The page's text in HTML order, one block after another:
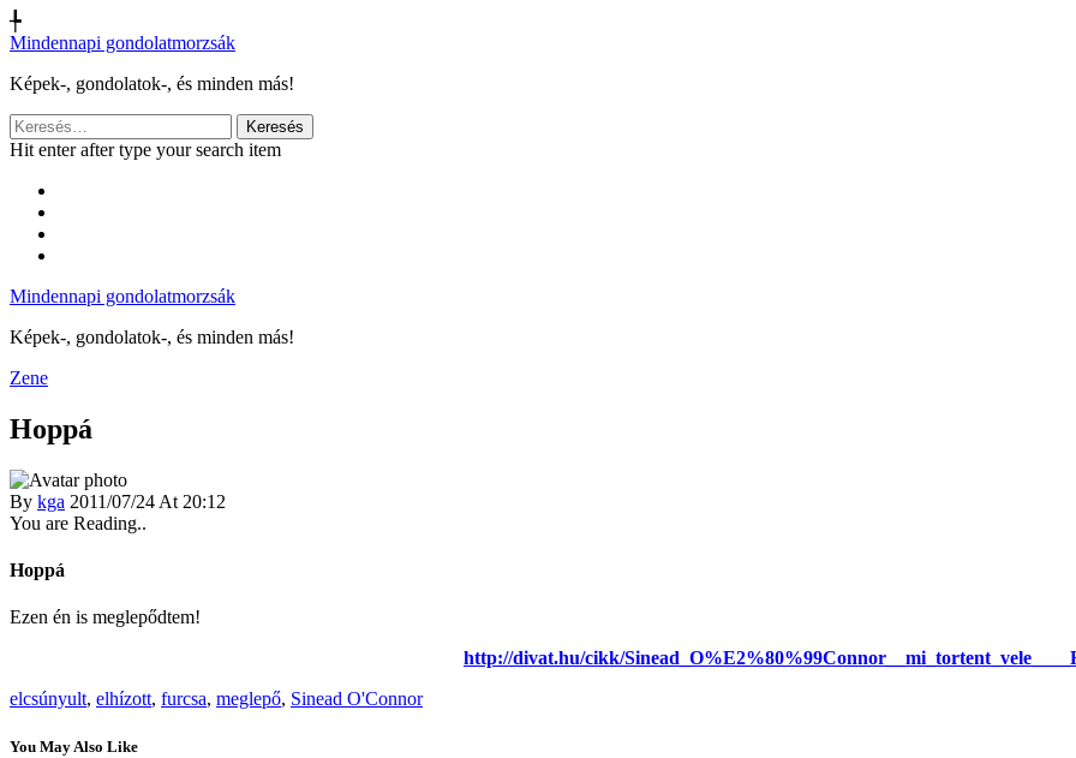
╄
Mindennapi gondolatmorzsák
Képek-, gondolatok-, és minden más!
Keresés:
Hit enter after type your search item
Mindennapi gondolatmorzsák
Képek-, gondolatok-, és minden más!
Zene
Hoppá
By kga 2011/07/24 At 20:12
You are Reading..
Hoppá
Ezen én is meglepődtem!
http://divat.hu/cikk/
elcsúnyult, elhízott, furcsa, meglepő, Sinead O'Connor
You May Also Like